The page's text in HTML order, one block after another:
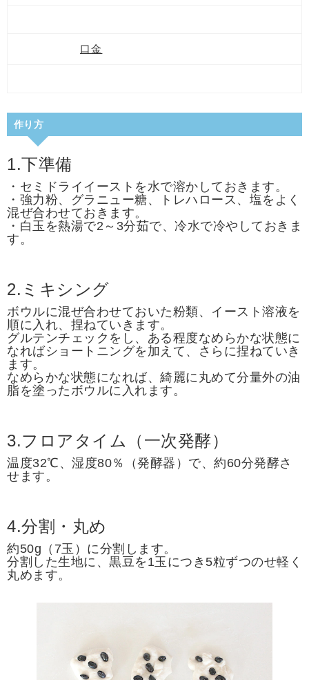
口金
作り方
1.下準備
・セミドライイーストを水で溶かしておきます。
・強力粉、グラニュー糖、トレハロース、塩をよく
混ぜ合わせておきます。
・白玉を熱湯で2～3分茹で、冷水で冷やしておきま
す。
2.ミキシング
ボウルに混ぜ合わせておいた粉類、イースト溶液を
順に入れ、捏ねていきます。
グルテンチェックをし、ある程度なめらかな状態に
なればショートニングを加えて、さらに捏ねていき
ます。
なめらかな状態になれば、綺麗に丸めて分量外の油
脂を塗ったボウルに入れます。
3.フロアタイム（一次発酵）
温度32℃、湿度80％（発酵器）で、約60分発酵さ
せます。
4.分割・丸め
約50g（7玉）に分割します。
分割した生地に、黒豆を1玉につき5粒ずつのせ軽く
丸めます。